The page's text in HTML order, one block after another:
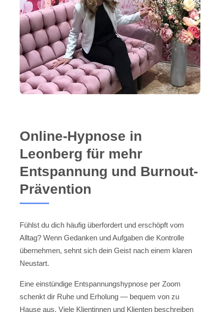
Online-Hypnose in
Leonberg für mehr
Entspannung und Burnout-
Prävention
Fühlst du dich häufig überfordert und erschöpft vom
Alltag? Wenn Gedanken und Aufgaben die Kontrolle
übernehmen, sehnt sich dein Geist nach einem klaren
Neustart.
Eine einstündige Entspannungshypnose per Zoom
schenkt dir Ruhe und Erholung — bequem von zu
Hause aus. Viele Klientinnen und Klienten beschreiben